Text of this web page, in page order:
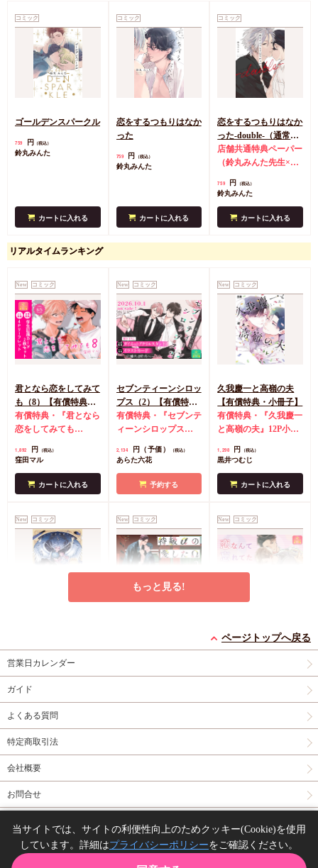
コミック
ゴールデンスパークル
759 円 （税込）
鈴丸みんた
カートに入れる
コミック
恋をするつもりはなか
った
759 円 （税込）
鈴丸みんた
カートに入れる
コミック
恋をするつもりはなか
った-double-（通常
版）
店舗共通特典ペーパー
（鈴丸みんた先生×し
ラボ描き下ろしペーパ
759 円 （税込）
鈴丸みんた
カートに入れる
リアルタイムランキング
New コミック
君となら恋をしてみて
も（8）【有償特典・
学生証風カード2枚セ
ット】
有償特典・『君となら
恋をしてみても
ド2枚セット
1,892 円 （税込）
窪田マル
カートに入れる
New コミック
セブンティーンシロッ
プス（2）【有償特
典・ダイカットアクリ
ルスタンド】
有償特典・『セブンテ
ィーンシロップス
クリルスタンド コミ
店舗共通特典ペー
パー
2,134 円（予価） （税込）
あらた六花
予約する
New コミック
久我慶一と高嶺の夫
【有償特典・小冊子】
有償特典・『久我慶一
と高嶺の夫』12P小冊
ーフレット
1,298 円 （税込）
黒井つむじ
カートに入れる
New コミック
冊子】
有償特典・『灯台守と
かもめの子（3）』
12P小冊子
吾妻香夜
カートに入れる
New コミック
フレット
New コミック
償特典・小冊子】
有償特典・『恋なんて
コミコミ特典4Pリー
New コミック
おやすみ、またね。ま
New コミック New コミック
うなじに恋の痕【有償
もっと見る!
ページトップへ戻る
営業日カレンダー
ガイド
よくある質問
特定商取引法
会社概要
お問合せ
Copyright(C) comicomi studio. All right reserved.
当サイトでは、サイトの利便性向上のためクッキー(Cookie)を使用
しています。詳細はプライバシーポリシーをご確認ください。